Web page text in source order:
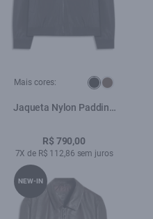
Mais cores:
Jaqueta Nylon Padding
R$ 790,00
7X de R$ 112,86 sem juros
NEW-IN